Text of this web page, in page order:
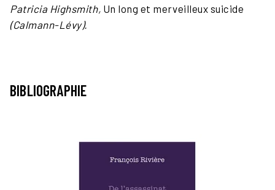
Patricia Highsmith, Un long et merveilleux suicide
(Calmann-Lévy).
BIBLIOGRAPHIE